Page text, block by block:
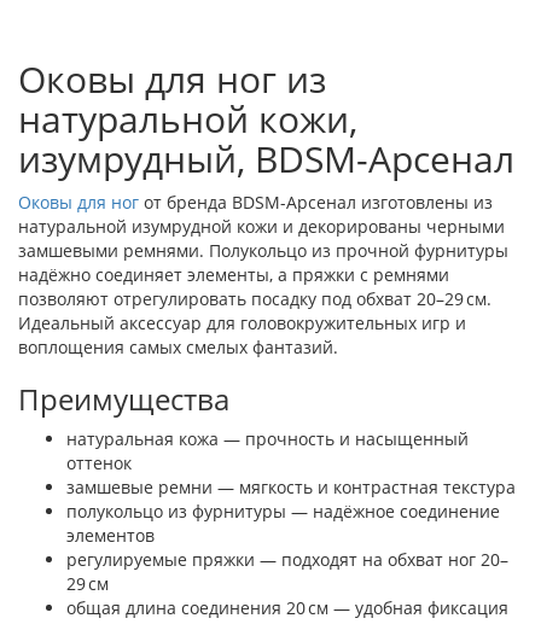
Оковы для ног из
натуральной кожи,
изумрудный, BDSM-Арсенал
Оковы для ног от бренда BDSM-Арсенал изготовлены из
натуральной изумрудной кожи и декорированы черными
замшевыми ремнями. Полукольцо из прочной фурнитуры
надёжно соединяет элементы, а пряжки с ремнями
позволяют отрегулировать посадку под обхват 20–29 см.
Идеальный аксессуар для головокружительных игр и
воплощения самых смелых фантазий.
Преимущества
натуральная кожа — прочность и насыщенный
оттенок
замшевые ремни — мягкость и контрастная текстура
полукольцо из фурнитуры — надёжное соединение
элементов
регулируемые пряжки — подходят на обхват ног 20–
29 см
общая длина соединения 20 см — удобная фиксация